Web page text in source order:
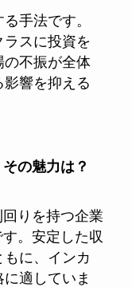
手法です。
スに投資を
の不振が全体
響を抑える
の魅力は？
りを持つ企業
。安定した収
に、インカ
適していま